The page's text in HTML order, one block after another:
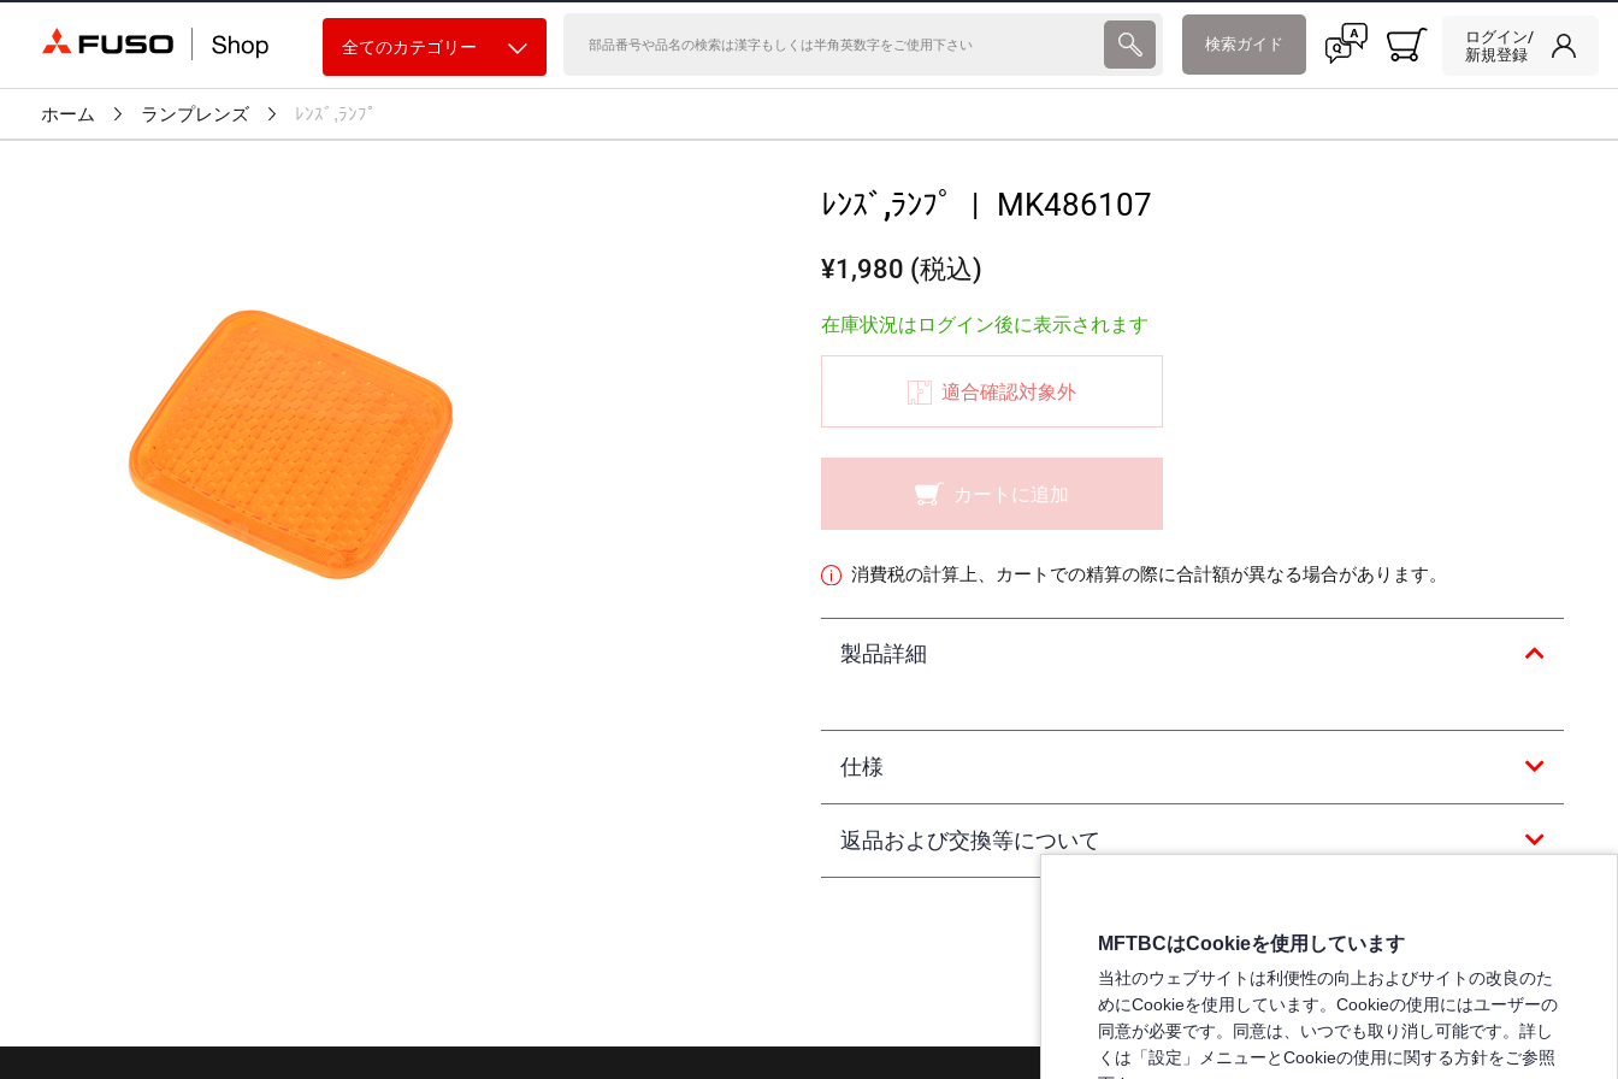
全てのカテゴリー 検索ガイド
ログイン/
新規登録
ホーム ランプレンズ ﾚﾝｽﾞ,ﾗﾝﾌﾟ
ﾚﾝｽﾞ,ﾗﾝﾌﾟ | MK486107
¥1,980 (税込)
在庫状況はログイン後に表示されます
適合確認対象外
カートに追加
消費税の計算上、カートでの精算の際に合計額が異なる場合があります。
製品詳細
仕様
返品および交換等について
MFTBCはCookieを使用しています
当社のウェブサイトは利便性の向上およびサイトの改良のた
めにCookieを使用しています。Cookieの使用にはユーザーの
同意が必要です。同意は、いつでも取り消し可能です。詳し
くは「設定」メニューとCookieの使用に関する方針をご参照